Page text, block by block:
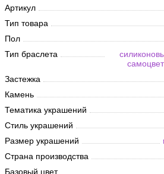
Артикул
Тип товара
Пол
Тип браслета
Застежка
Камень
Тематика украшений
Стиль украшений
Размер украшений
Страна производства
Базовый цвет